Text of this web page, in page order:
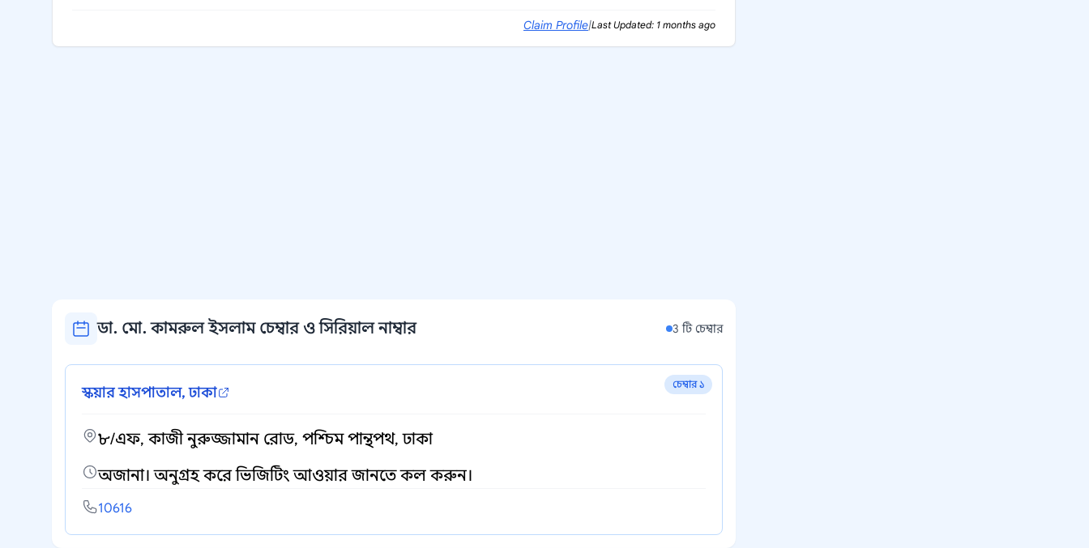
Claim Profile|Last Updated: 1 months ago
ডা. মো. কামরুল ইসলাম চেম্বার ও সিরিয়াল নাম্বার 3 টি চেম্বার
চেম্বার ১
স্কয়ার হাসপাতাল, ঢাকা
৮/এফ, কাজী নুরুজ্জামান রোড, পশ্চিম পান্থপথ, ঢাকা
অজানা। অনুগ্রহ করে ভিজিটিং আওয়ার জানতে কল করুন।
10616